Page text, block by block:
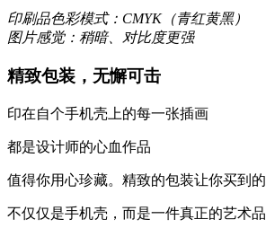
让你爱不释手的舒适
更保护
高于摄像头及屏幕钢化膜
经得起撞击，受得起刮擦
印刷品色彩模式：CMYK（青红黄黑）
图片感觉：稍暗、对比度更强
精致包装，无懈可击
印在自个手机壳上的每一张插画
都是设计师的心血作品
值得你用心珍藏。精致的包装让你买到的
不仅仅是手机壳，而是一件真正的艺术品